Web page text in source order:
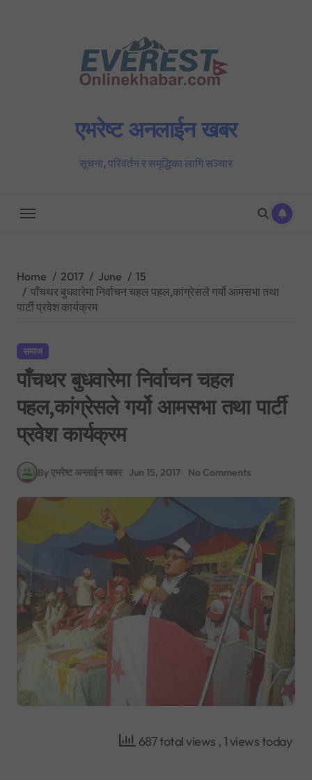
एभरेष्ट अनलाईन खबर
सूचना, परिवर्तन र समृद्धिका लागि सञ्चार
Home 2017 June
15
पाँचथर बुधवारेमा निर्वाचन चहल पहल,कांग्रेसले गर्यो आमसभा तथा
पार्टी प्रवेश कार्यक्रम
समाज
पाँचथर बुधवारेमा निर्वाचन चहल
पहल,कांग्रेसले गर्यो आमसभा तथा पार्टी
प्रवेश कार्यक्रम
By एभरेष्ट अन्लाईन खबर Jun 15, 2017 No Comments
687 total views , 1 views today